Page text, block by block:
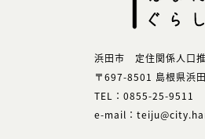
浜田市 定住関係人口
〒697-8501 島根県浜
TEL：0855-25-9511
e-mail：